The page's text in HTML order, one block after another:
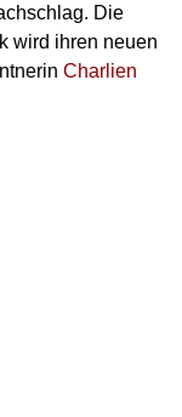
Die
wird ihren neuen
Charlien